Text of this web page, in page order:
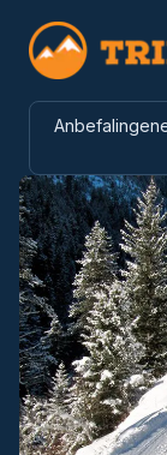
Trimpoeng